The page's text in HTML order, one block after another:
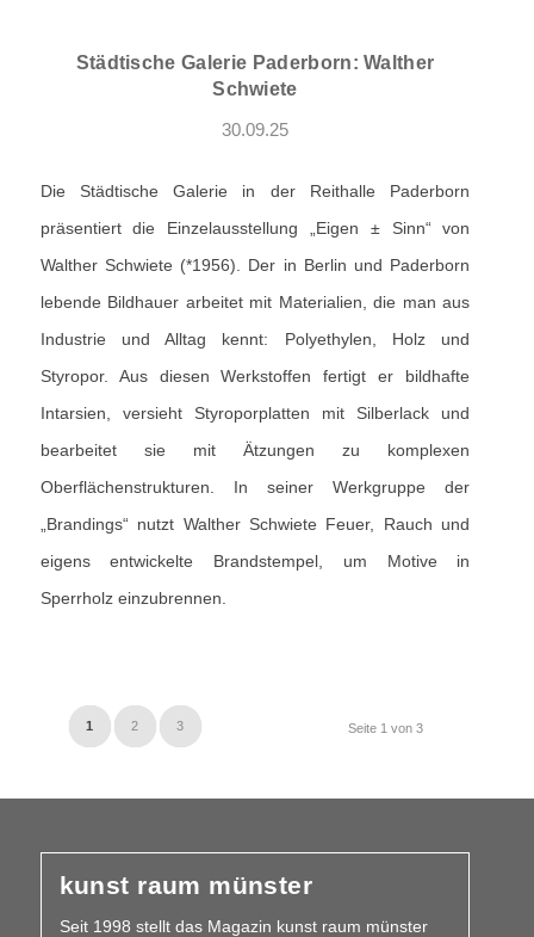
Städtische Galerie Paderborn: Walther
Schwiete
30.09.25
Die Städtische Galerie in der Reithalle Paderborn
präsentiert die Einzelausstellung „Eigen ± Sinn“ von
Walther Schwiete (*1956). Der in Berlin und Paderborn
lebende Bildhauer arbeitet mit Materialien, die man aus
Industrie und Alltag kennt: Polyethylen, Holz und
Styropor. Aus diesen Werkstoffen fertigt er bildhafte
Intarsien, versieht Styroporplatten mit Silberlack und
bearbeitet sie mit Ätzungen zu komplexen
Oberflächenstrukturen. In seiner Werkgruppe der
„Brandings“ nutzt Walther Schwiete Feuer, Rauch und
eigens entwickelte Brandstempel, um Motive in
Sperrholz einzubrennen.
Seite 1 von 3
1 2 3
kunst raum münster
Seit 1998 stellt das Magazin kunst raum münster